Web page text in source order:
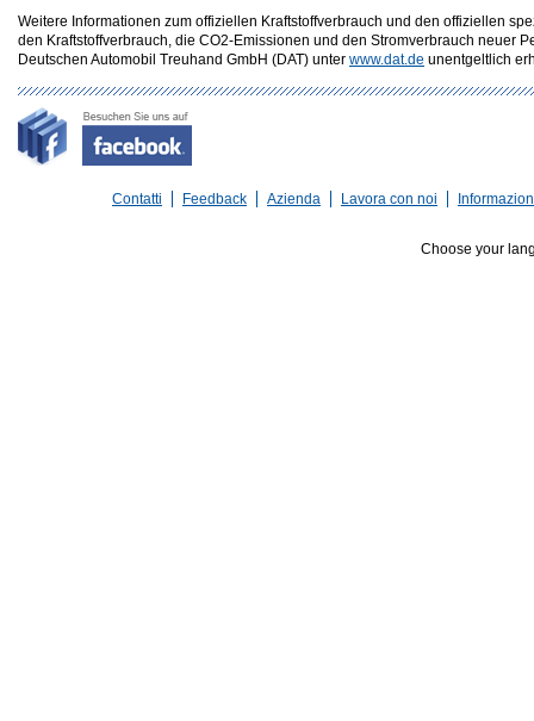
Weitere Informationen zum offiziellen Kraftstoffverbrauch und den offiziellen
den Kraftstoffverbrauch, die CO2-Emissionen und den Stromverbrauch neuer
Deutschen Automobil Treuhand GmbH (DAT) unter www.dat.de unentgeltlich
Contatti Feedback Azienda Lavora con noi
Choose your